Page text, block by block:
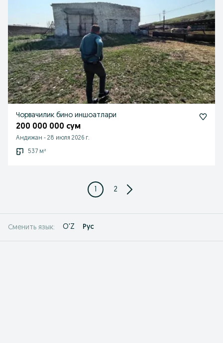
Чорвачилик бино иншоатлари
200 000 000 сум
Андижан - 28 июля 2026 г.
537 м²
1 2
Сменить язык: O'Z Рус